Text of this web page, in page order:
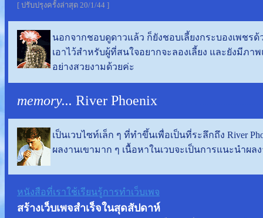
[ ปรับปรุงครั้งล่าสุด 20/1/44 ]
นอกจากชอบดูดาวแล้ว ก็ยังชอบเลี้ยงกระบองเพชร
เอาไว้สำหรับผู้ที่สนใจอยากจะลองเลี้ยง และยังมีภ
อย่างสวยงามด้วยค่ะ
memory... River Phoenix
เป็นเวบไซท์เล็ก ๆ ที่ทำขึ้นเพื่อเป็นที่ระลึกถึง River
ผลงานเขามาก ๆ เนื้อหาในเวบจะเป็นการแนะนำผ
หนังสือที่เราใช้เรียนรู้การทำเว็บเพจ
สร้างเว็บเพจสำเร็จในสุดสัปดาห์